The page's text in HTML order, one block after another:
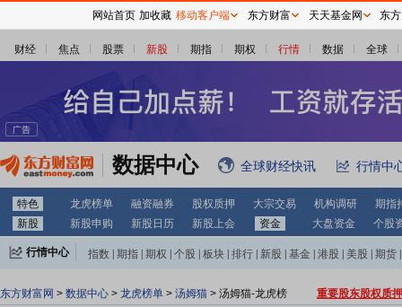
财经 焦点 股票 新股 期指 期权 行情 数据 全球
数据中心 全球财经快讯 行情中
特色 龙虎榜单 融资融券 股权质押 大宗交易 机构调研
期指
新股
新股申购 新股日历 新股上会 资金 大盘资金 个股
行情中心 指数 期指 期权 个股 板块 排行 新股 基金 港股 美股 期货
东方财富网 > 数据中心 > 龙虎榜单 > 汤姆猫 > 汤姆猫-龙虎榜 重要股东股权质
网站首页 加收藏 移动客户端 东方财富 天天基金网 东